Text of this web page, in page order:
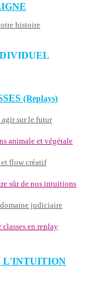
histoire
(Replays)
sur le futur
animale et végétale
flow créatif
sûr de nos intuitions
judiciaire
classes en replay
L'INTUITION